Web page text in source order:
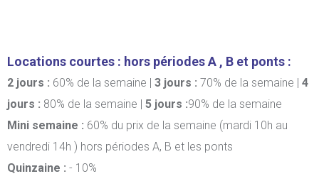
Locations courtes : hors périodes A , B et ponts :
2 jours : 60% de la semaine | 3 jours : 70% de la semaine | 4
jours : 80% de la semaine | 5 jours :90% de la semaine
Mini semaine : 60% du prix de la semaine (mardi 10h au
vendredi 14h ) hors périodes A, B et les ponts
Quinzaine : - 10%